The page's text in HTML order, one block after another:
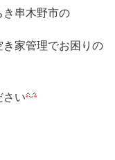
き串木野市の
家管理でお困りの
い